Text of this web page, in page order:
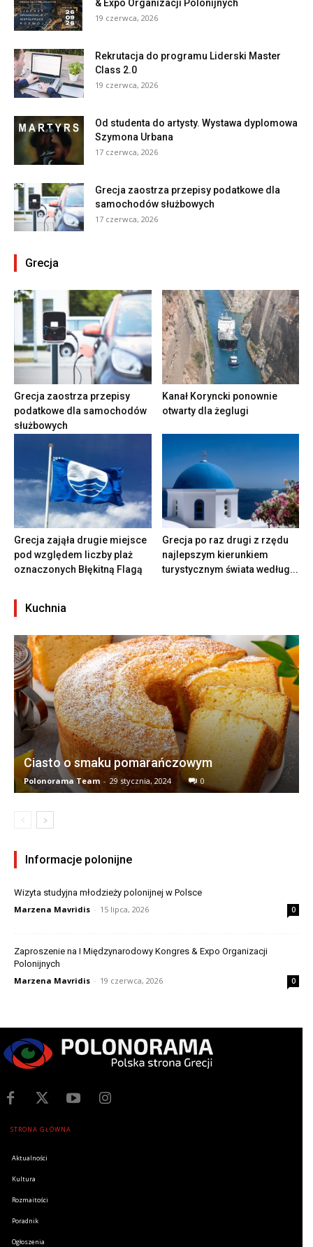
& Expo Organizacji Polonijnych
19 czerwca, 2026
Rekrutacja do programu Liderski Master
Class 2.0
19 czerwca, 2026
Od studenta do artysty. Wystawa dyplomowa
Szymona Urbana
17 czerwca, 2026
Grecja zaostrza przepisy podatkowe dla
samochodów służbowych
17 czerwca, 2026
Grecja
Grecja zaostrza przepisy
podatkowe dla samochodów
służbowych
Kanał Koryncki ponownie
otwarty dla żeglugi
Grecja zająła drugie miejsce
pod względem liczby plaż
oznaczonych Błękitną Flagą
Grecja po raz drugi z rzędu
najlepszym kierunkiem
turystycznym świata według...
Kuchnia
Ciasto o smaku pomarańczowym
Polonorama Team - 29 stycznia, 2024 0
Informacje polonijne
Wizyta studyjna młodzieży polonijnej w Polsce
Marzena Mavridis - 15 lipca, 2026 0
Zaproszenie na I Międzynarodowy Kongres & Expo Organizacji
Polonijnych
Marzena Mavridis - 19 czerwca, 2026 0
STRONA GŁÓWNA
Aktualności
Kultura
Rozmaitości
Poradnik
Ogłoszenia